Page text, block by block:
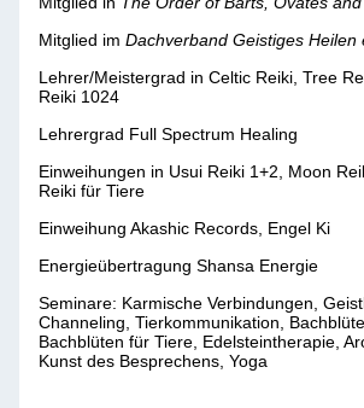
Mitglied im Dachverband Geistiges Heilen
Lehrer/Meistergrad in Celtic Reiki, Tree
Reiki 1024
Lehrergrad Full Spectrum Healing
Einweihungen in Usui Reiki 1+2, Moon
Reiki für Tiere
Einweihung Akashic Records, Engel Ki
Energieübertragung Shansa Energie
Seminare: Karmische Verbindungen,
Channeling, Tierkommunikation,
Bachblüten für Tiere, Edelsteintherapie,
Kunst des Besprechens, Yoga